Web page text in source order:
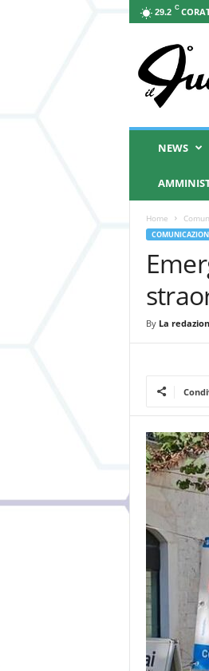
29.2 C
Q
NEWS
Home
By La